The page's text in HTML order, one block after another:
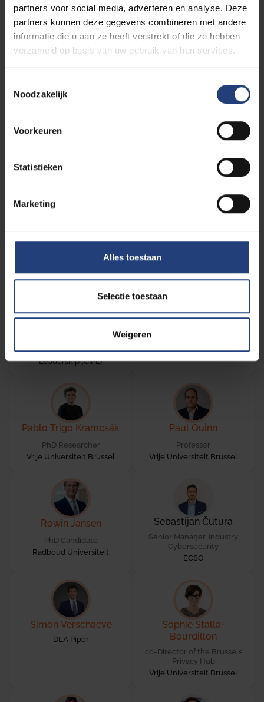
partners voor social media, adverteren en analyse. Deze
partners kunnen deze gegevens combineren met andere
informatie die u aan ze heeft verstrekt of die ze hebben
verzameld op basis van uw gebruik van hun services.
Noodzakelijk
Voorkeuren
Statistieken
Marketing
Alles toestaan
Selectie toestaan
Weigeren
Heidi Waem
DLA Piper
Hielke Hijmans
Vrije Universiteit Brussel
Lucas Anjos
Simon Verschaeve
DLA Piper
Natascha Gerlach
Director of Privacy & Data
Center of information Policy
Leadership (CIPL)
Nikolaos Theodorakis
Rosati
Pablo Trigo Kramcsák
PhD Researcher
Vrije Universiteit Brussel
Paul Quinn
Professor
Vrije Universiteit Brussel
Rowin Jansen
PhD Candidate
Radboud Universiteit
Sebastijan Čutura
Senior Manager, Industry
Cybersecurity
ECSO
Simon Verschaeve
DLA Piper
Sophie Stalla-
Bourdillon
co-Director of the Brussels
Privacy Hub
Vrije Universiteit Brussel